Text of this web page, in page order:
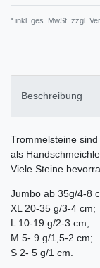
* inkl. ges. MwSt. zzgl.
Beschreibung
Trommelsteine
als
Viele Steine
Jumbo ab 35g/4-8
XL 20-35 g/3-4 cm;
L 10-19 g/2-3 cm;
M 5- 9 g/1,5-2 cm;
S 2- 5 g/1 cm.